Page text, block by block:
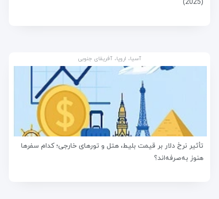
(2025)
آسیا، اروپا، آفریقای جنوبی
تأثیر نرخ دلار بر قیمت بلیط، هتل و تورهای خارجی؛ کدام سفرها
هنوز به‌صرفه‌اند؟